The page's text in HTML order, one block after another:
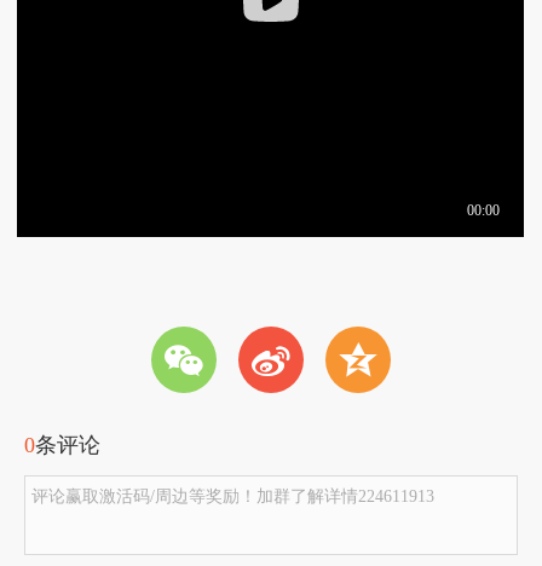
w t z
0条评论
评论赢取激活码/周边等奖励！加群了解详情224611913